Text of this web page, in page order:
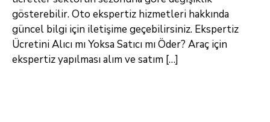
gösterebilir. Oto ekspertiz hizmetleri hakkında
güncel bilgi için iletişime geçebilirsiniz. Ekspertiz
Ücretini Alıcı mı Yoksa Satıcı mı Öder? Araç için
ekspertiz yapılması alım ve satım […]